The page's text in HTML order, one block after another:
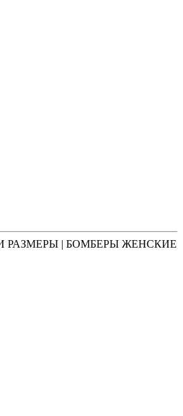
РАЗМЕРЫ | БОМБЕРЫ ЖЕНСКИЕ